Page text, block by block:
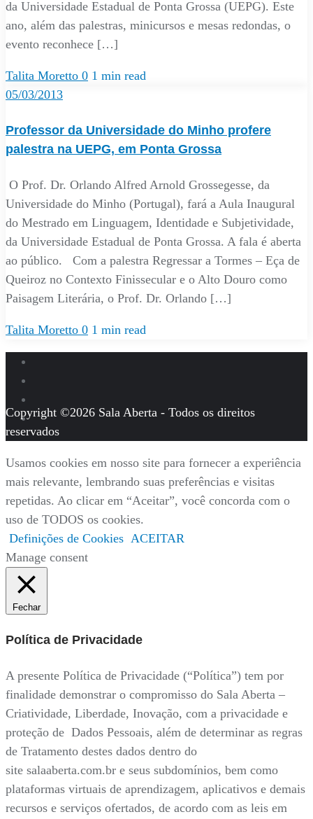
da Universidade Estadual de Ponta Grossa (UEPG). Este
ano, além das palestras, minicursos e mesas redondas, o
evento reconhece […]
Talita Moretto 0 1 min read
05/03/2013
Professor da Universidade do Minho profere
palestra na UEPG, em Ponta Grossa
O Prof. Dr. Orlando Alfred Arnold Grossegesse, da
Universidade do Minho (Portugal), fará a Aula Inaugural
do Mestrado em Linguagem, Identidade e Subjetividade,
da Universidade Estadual de Ponta Grossa. A fala é aberta
ao público. Com a palestra Regressar a Tormes – Eça de
Queiroz no Contexto Finissecular e o Alto Douro como
Paisagem Literária, o Prof. Dr. Orlando […]
Talita Moretto 0 1 min read
Copyright ©2026 Sala Aberta - Todos os direitos
reservados
Usamos cookies em nosso site para fornecer a experiência
mais relevante, lembrando suas preferências e visitas
repetidas. Ao clicar em “Aceitar”, você concorda com o
uso de TODOS os cookies.
Definições de Cookies ACEITAR
Manage consent
Fechar
Política de Privacidade
A presente Política de Privacidade (“Política”) tem por
finalidade demonstrar o compromisso do Sala Aberta –
Criatividade, Liberdade, Inovação, com a privacidade e
proteção de Dados Pessoais, além de determinar as regras
de Tratamento destes dados dentro do
site salaaberta.com.br e seus subdomínios, bem como
plataformas virtuais de aprendizagem, aplicativos e demais
recursos e serviços ofertados, de acordo com as leis em